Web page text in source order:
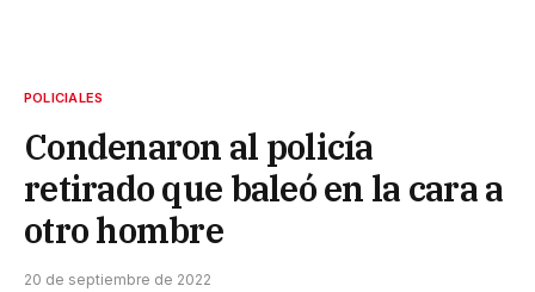
POLICIALES
Condenaron al policía
retirado que baleó en la cara a
otro hombre
20 de septiembre de 2022